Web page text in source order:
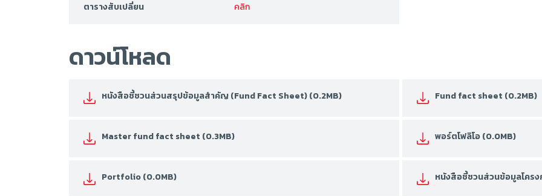
ตารางสับเปลี่ยน คลิก
ดาวน์โหลด
หนังสือชี้ชวนส่วนสรุปข้อมูลสำคัญ (Fund Fact Sheet) (0.2MB) Fund fact sheet (0.2MB)
Master fund fact sheet (0.3MB) พอร์ตโฟลิโอ (0.0MB)
Portfolio (0.0MB) หนังสือชี้ชวนส่วนข้อมูลโครง